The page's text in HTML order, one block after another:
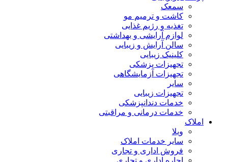
سمعک
کاشت و ترمیم مو
تغذیه و رژیم غذایی
لوازم آرایشی و بهداشتی
سالن آرایش و زیبایی
کلینیک زیبایی
تجهیزات پزشکی
تجهیزات آزمایشگاهی
سایر
تجهیزات زیبایی
خدمات دندانپزشکی
خدمات درمانی و مراقبتی
املاک
ویلا
سایر خدمات املاک
فروش اداری و تجاری